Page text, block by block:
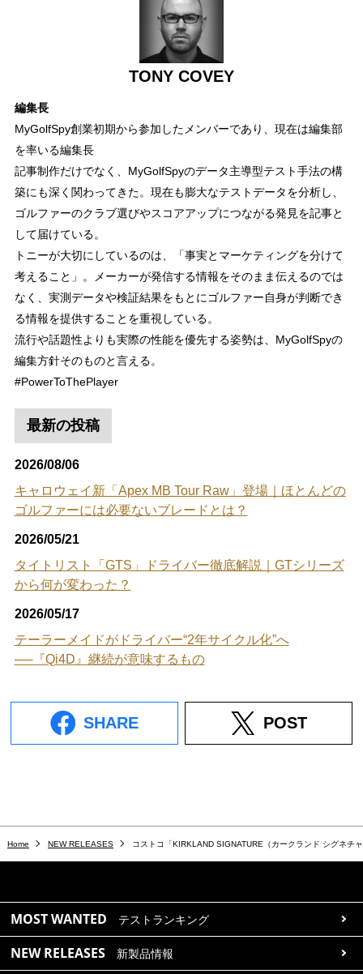
TONY COVEY
編集長
MyGolfSpy創業初期から参加したメンバーであり、現在は編集部
を率いる編集長
記事制作だけでなく、MyGolfSpyのデータ主導型テスト手法の構
築にも深く関わってきた。現在も膨大なテストデータを分析し、
ゴルファーのクラブ選びやスコアアップにつながる発見を記事と
して届けている。
トニーが大切にしているのは、「事実とマーケティングを分けて
考えること」。メーカーが発信する情報をそのまま伝えるのでは
なく、実測データや検証結果をもとにゴルファー自身が判断でき
る情報を提供することを重視している。
流行や話題性よりも実際の性能を優先する姿勢は、MyGolfSpyの
編集方針そのものと言える。
#PowerToThePlayer
最新の投稿
2026/08/06
キャロウェイ新「Apex MB Tour Raw」登場｜ほとんどの
ゴルファーには必要ないブレードとは？
2026/05/21
タイトリスト「GTS」ドライバー徹底解説｜GTシリーズ
から何が変わった？
2026/05/17
テーラーメイドがドライバー“2年サイクル化”へ
──『Qi4D』継続が意味するもの
SHARE POST
Home NEW RELEASES コストコ「KIRKLAND SIGNATURE（カークランド シグネチ
MOST WANTED テストランキング
NEW RELEASES 新製品情報